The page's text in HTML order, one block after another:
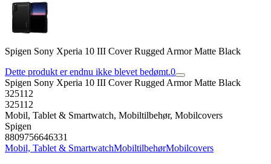
Spigen Sony Xperia 10 III Cover Rugged Armor Matte Black
Dette produkt er endnu ikke blevet bedømt.0
Spigen Sony Xperia 10 III Cover Rugged Armor Matte Black
325112
325112
Mobil, Tablet & Smartwatch, Mobiltilbehør, Mobilcovers
Spigen
8809756646331
Mobil, Tablet & SmartwatchMobiltilbehørMobilcovers